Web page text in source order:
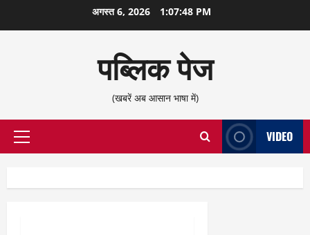
सामग्री
अगस्त 6, 2026 1:07:49 PM
पब्लिक पेज
(खबरें अब आसान भाषा में)
प्राथमिक
VIDEO